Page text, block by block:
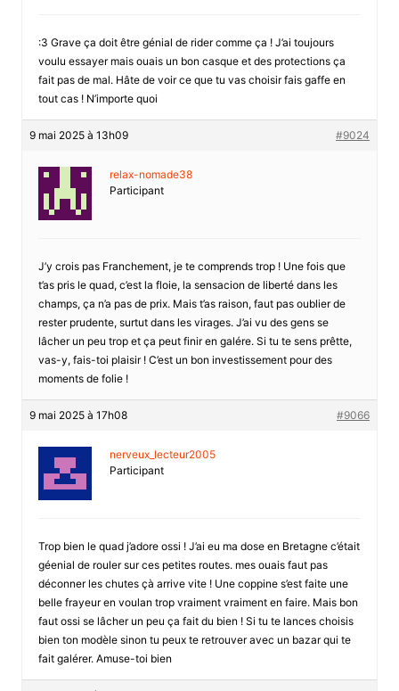
:3 Grave ça doit être génial de rider comme ça ! J’ai toujours
voulu essayer mais ouais un bon casque et des protections ça
fait pas de mal. Hâte de voir ce que tu vas choisir fais gaffe en
tout cas ! N’importe quoi
9 mai 2025 à 13h09 #9024
relax-nomade38
Participant
J’y crois pas Franchement, je te comprends trop ! Une fois que
t’as pris le quad, c’est la floie, la sensacion de liberté dans les
champs, ça n’a pas de prix. Mais t’as raison, faut pas oublier de
rester prudente, surtut dans les virages. J’ai vu des gens se
lâcher un peu trop et ça peut finir en galére. Si tu te sens prêtte,
vas-y, fais-toi plaisir ! C’est un bon investissement pour des
moments de folie !
9 mai 2025 à 17h08 #9066
nerveux_lecteur2005
Participant
Trop bien le quad j’adore ossi ! J’ai eu ma dose en Bretagne c’était
géenial de rouler sur ces petites routes. mes ouais faut pas
déconner les chutes çà arrive vite ! Une coppine s’est faite une
belle frayeur en voulan trop vraiment vraiment en faire. Mais bon
faut ossi se lâcher un peu ça fait du bien ! Si tu te lances choisis
bien ton modèle sinon tu peux te retrouver avec un bazar qui te
fait galérer. Amuse-toi bien